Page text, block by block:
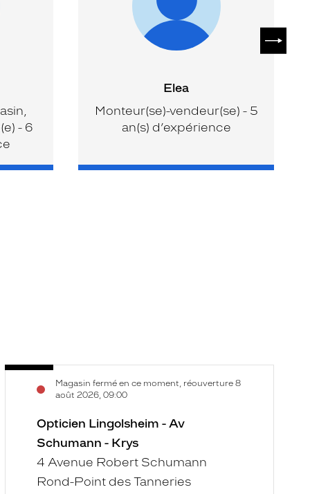
- 6
Elea
Monteur(se)-vendeur(se) - 5
an(s) d’expérience
Opticien
Lingolsheim
Schumann
Magasin fermé en ce moment, réouverture 8
août 2026, 09:00
Voir
Opticien Lingolsheim - Av
Schumann - Krys
4 Avenue Robert Schumann
Rond-Point des Tanneries